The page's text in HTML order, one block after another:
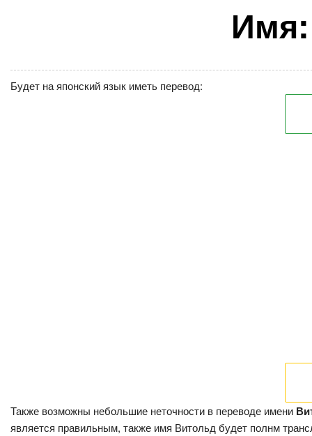
Будет на японский язык иметь перевод:
Также возможны небольшие неточности в переводе имени
является правильным, также имя Витольд будет полнм